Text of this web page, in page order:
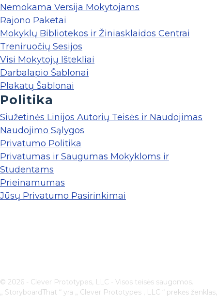
Nemokama Versija Mokytojams
Rajono Paketai
Mokyklų Bibliotekos ir Žiniasklaidos Centrai
Treniruočių Sesijos
Visi Mokytojų Ištekliai
Darbalapio Šablonai
Plakatų Šablonai
Politika
Siužetinės Linijos Autorių Teisės ir Naudojimas
Naudojimo Sąlygos
Privatumo Politika
Privatumas ir Saugumas Mokykloms ir
Studentams
Prieinamumas
Jūsų Privatumo Pasirinkimai
© 2026 - Clever Prototypes, LLC - Visos teisės saugomos.
„ StoryboardThat “ yra „ Clever Prototypes , LLC “ prekės ženklas,